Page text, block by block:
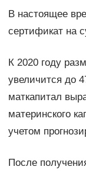
В настоящее
сертификат на
К 2020 году
увеличится до
маткапитал
материнского
учетом
После